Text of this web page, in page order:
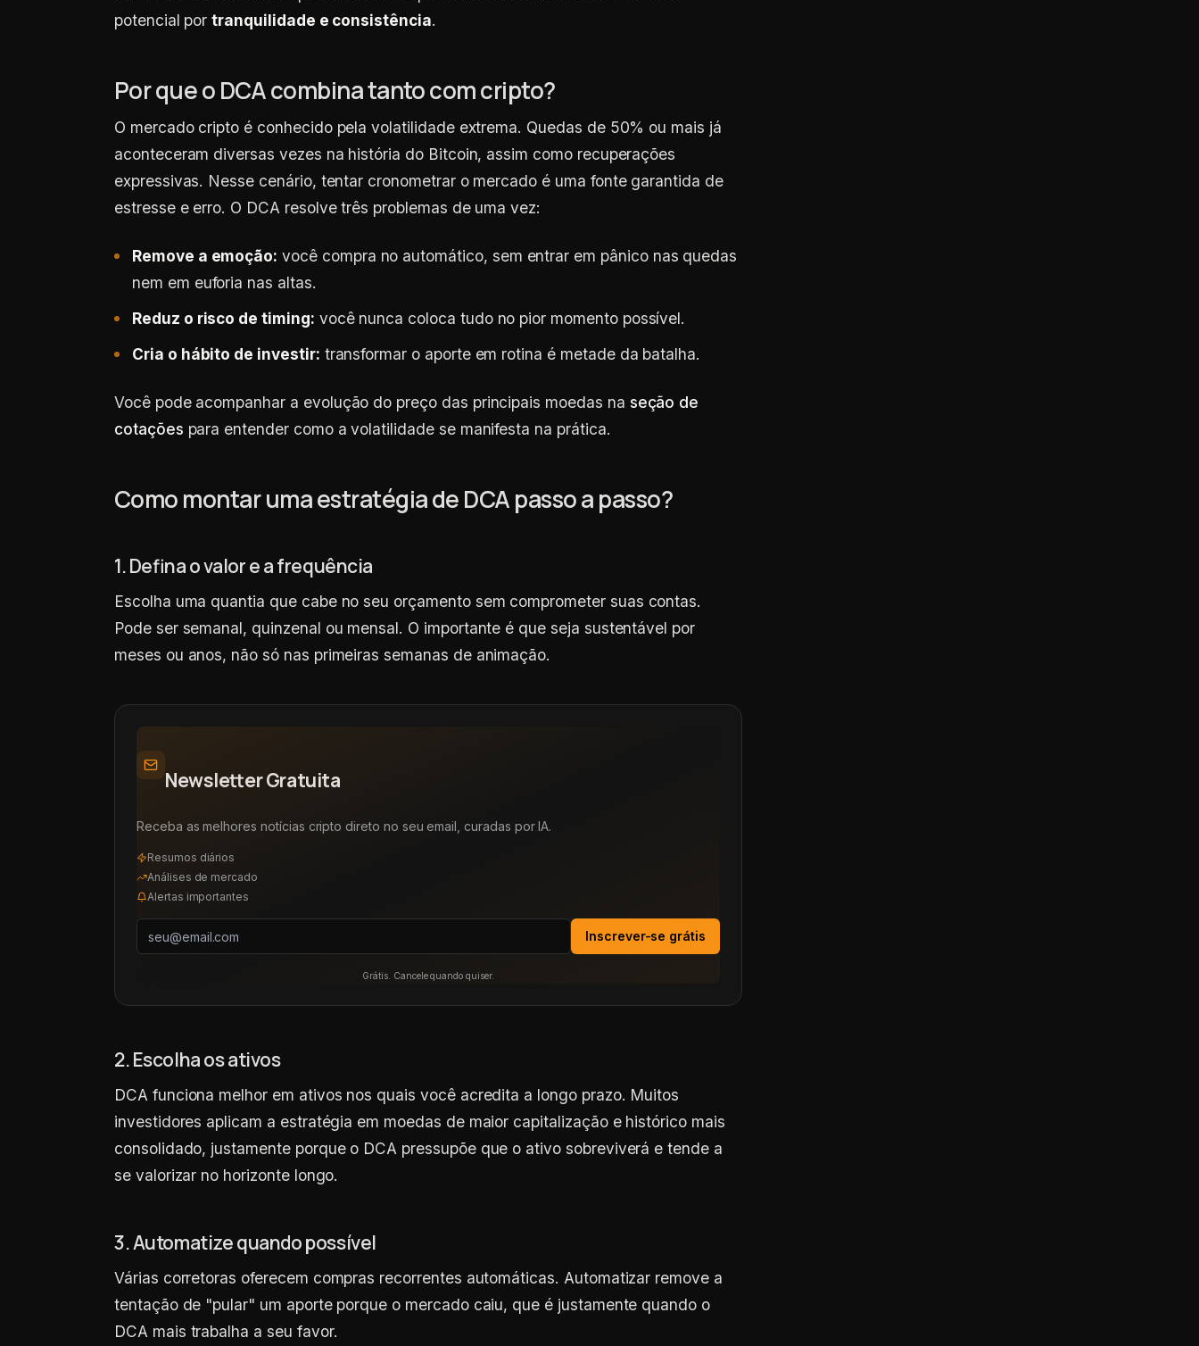
potencial portranquilidade e consistência.
Por que o DCA combina tanto com cripto?
O mercado cripto é conhecido pela volatilidade extrema. Quedas de 50% ou mais já
aconteceram diversas vezes na história do Bitcoin, assim como recuperações
expressivas. Nesse cenário, tentar cronometrar o mercado é uma fonte garantida de
estresse e erro. O DCA resolve três problemas de uma vez:
Remove a emoção: você compra no automático, sem entrar em pânico nas quedas
nem em euforia nas altas.
Reduz o risco de timing: você nunca coloca tudo no pior momento possível.
Cria o hábito de investir: transformar o aporte em rotina é metade da batalha.
Você pode acompanhar a evolução do preço das principais moedas na seção de
cotações para entender como a volatilidade se manifesta na prática.
Como montar uma estratégia de DCA passo a passo?
1. Defina o valor e a frequência
Escolha uma quantia que cabe no seu orçamento sem comprometer suas contas.
Pode ser semanal, quinzenal ou mensal. O importante é que seja sustentável por
meses ou anos, não só nas primeiras semanas de animação.
Newsletter Gratuita
Receba as melhores notícias cripto direto no seu email, curadas por IA.
Resumos diários
Análises de mercado
Alertas importantes
Inscrever-se grátis
Grátis. Cancele quando quiser.
2. Escolha os ativos
DCA funciona melhor em ativos nos quais você acredita a longo prazo. Muitos
investidores aplicam a estratégia em moedas de maior capitalização e histórico mais
consolidado, justamente porque o DCA pressupõe que o ativo sobreviverá e tende a
se valorizar no horizonte longo.
3. Automatize quando possível
Várias corretoras oferecem compras recorrentes automáticas. Automatizar remove a
tentação de "pular" um aporte porque o mercado caiu, que é justamente quando o
DCA mais trabalha a seu favor.